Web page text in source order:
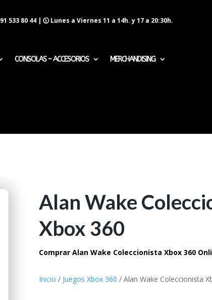
91 533 80 44| 🕦 Lunes a Viernes 11 a 14h. y 17 a 20:30h.
CONSOLAS – ACCESORIOS MERCHANDISING
Alan Wake
Xbox 360
Comprar Alan Wake Coleccionista Xbox 360
Inicio / Juegos Xbox 360 / Alan Wake Coleccionista